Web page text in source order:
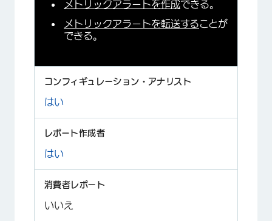
メトリックアラートを作成できる。
メトリックアラートを転送することが
できる。
はい
はい
いいえ